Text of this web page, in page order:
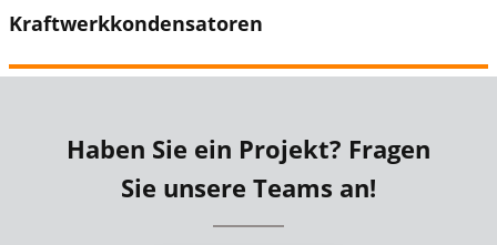
Kraftwerkkondensatoren
Haben Sie ein Projekt? Fragen
Sie unsere Teams an!